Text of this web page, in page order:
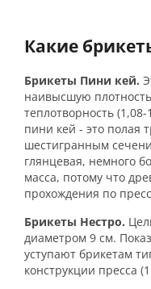
Какие
Брикеты Пини кей.
наивысшую
теплотворность (1,08-
пини кей - это полая
шестигранным
глянцевая, немного
масса, потому что
прохождения по
Брикеты Нестро.
диаметром 9 см.
уступают брикетам
конструкции пресса